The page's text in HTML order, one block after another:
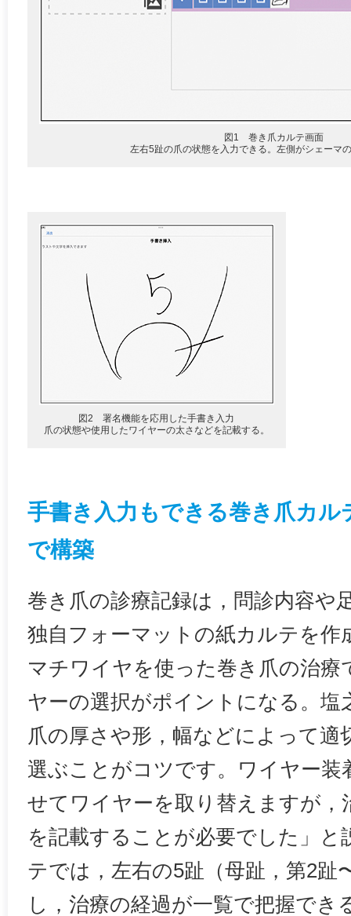
図1 巻き爪カルテ画面
左右5趾の爪の状態を入力できる。左側がシェーマ
図2 署名機能を応用した手書き入力
爪の状態や使用したワイヤーの太さなどを記載する。
手書き入力もできる巻き爪カ
で構築
巻き爪の診療記録は，問診内容や
独自フォーマットの紙カルテを作
マチワイヤを使った巻き爪の治療
ヤーの選択がポイントになる。塩
爪の厚さや形，幅などによって適
選ぶことがコツです。ワイヤー装
せてワイヤーを取り替えますが，
を記載することが必要でした」と
テでは，左右の5趾（母趾，第2趾
し，治療の経過が一覧で把握でき